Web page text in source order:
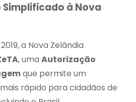
Simplificado à Nova
a Nova Zelândia
, uma Autorização
que permite um
rápido para cidadãos de